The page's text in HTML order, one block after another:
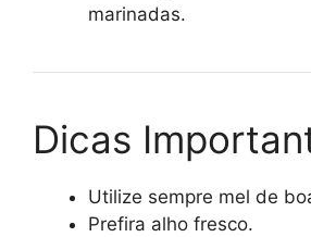
marinadas.
Dicas
Utilize sempre mel de
Prefira alho fresco.